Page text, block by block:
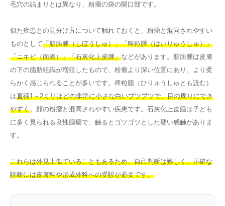
毛穴の詰まりとは異なり、粉瘤の袋の開口部です。
似た疾患との見分け方について触れておくと、粉瘤と混同されやすい
ものとして「脂肪腫（しぼうしゅ）」「稗粒腫（はいりゅうしゅ）」
「ニキビ（面皰）」「石灰化上皮腫」などがあります。脂肪腫は皮膚
の下の脂肪組織が増殖したもので、粉瘤より深い位置にあり、より柔
らかく感じられることが多いです。稗粒腫（ひりゅうしゅとも読む）
は直径1～2ミリほどの非常に小さな白いブツブツで、目の周りにでき
やすく、顔の粉瘤と混同されやすい疾患です。石灰化上皮腫は子ども
に多く見られる良性腫瘍で、触るとゴツゴツとした硬い感触がありま
す。
これらは外見上似ていることもあるため、自己判断は難しく、正確な
診断には皮膚科や形成外科への受診が必要です。